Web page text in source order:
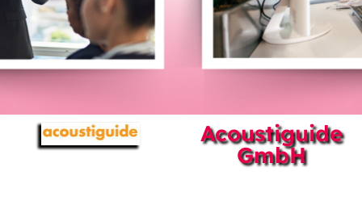
Acoustiguide
GmbH